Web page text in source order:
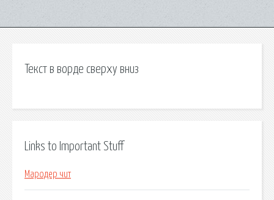
Текст в ворде сверху вниз
Links to Important Stuff
Мародер чит